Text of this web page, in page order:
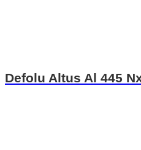
Defolu Altus Al 445